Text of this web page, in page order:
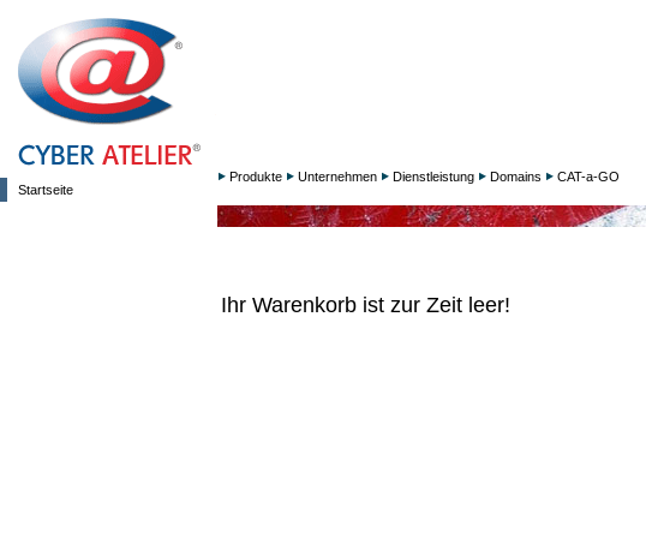
Startseite
Produkte Unternehmen Dienstleistung Domains CAT-a-GO
Ihr Warenkorb ist zur Zeit leer!